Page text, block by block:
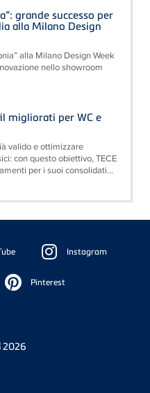
grande successo per
alla Milano Design
alla Milano Design Week
nello showroom
migliorati per WC e
valido e ottimizzare
con questo obiettivo, TECE
per i suoi consolidati...
Instagram
Pinterest
2026